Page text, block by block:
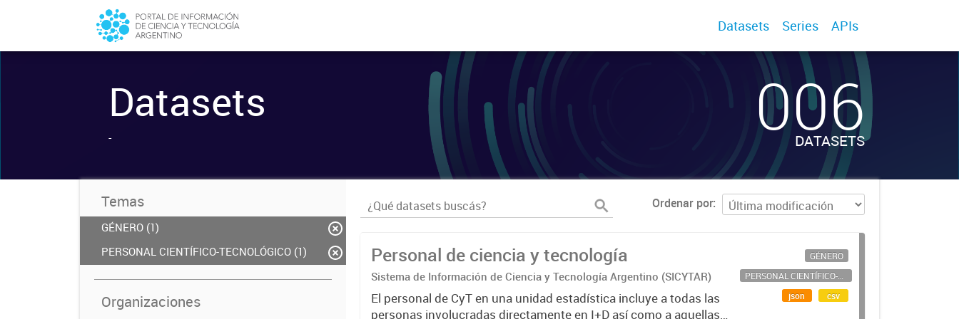
Datasets Series APIs
Datasets
- 006
DATASETS
Temas
GÉNERO (1)
PERSONAL CIENTÍFICO-TECNOLÓGICO (1)
Organizaciones
Ordenar por
Personal de ciencia y tecnología
Sistema de Información de Ciencia y Tecnología Argentino (SICYTAR)
El personal de CyT en una unidad estadística incluye a todas las
personas involucradas directamente en I+D así como a aquellas
GÉNERO
PERSONAL CIENTÍFICO-TECNOLÓGICO
json
csv